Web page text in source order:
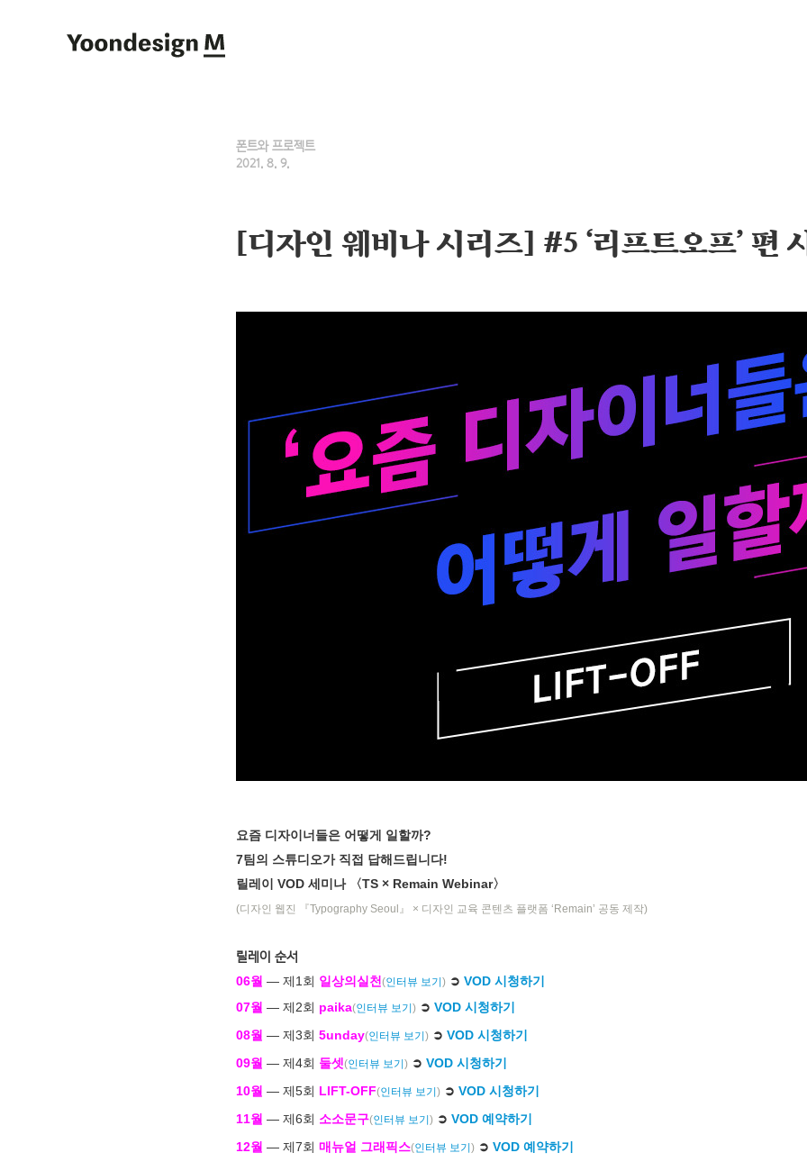
Yoondesign M
폰트와 프로젝트
2021. 8. 9.
[디자인 웨비나 시리즈] #5 ‘리프트오프’ 편
요즘 디자이너들은 어떻게 일할까?
7팀의 스튜디오가 직접 답해드립니다!
릴레이 VOD 세미나 〈TS × Remain Webinar〉
(디자인 웹진 『Typography Seoul』 × 디자인 교육 콘텐츠 플랫폼 ‘Remain’ 공동 제작)
릴레이 순서
06월 ― 제1회 일상의실천 (인터뷰 보기 ) ➲ VOD 시청하기
07월 ― 제2회 paika(인터뷰 보기 ) ➲ VOD 시청하기
08월 ― 제3회 5unday(인터뷰 보기 ) ➲ VOD 시청하기
09월 ― 제4회 둘셋(인터뷰 보기 ) ➲ VOD 시청하기
10월 ― 제5회 LIFT-OFF(인터뷰 보기 ) ➲ VOD 시청하기
11월 ― 제6회 소소문구(인터뷰 보기 ) ➲ VOD 예약하기
12월 ― 제7회 매뉴얼 그래픽스(인터뷰 보기 ) ➲ VOD 예약하기